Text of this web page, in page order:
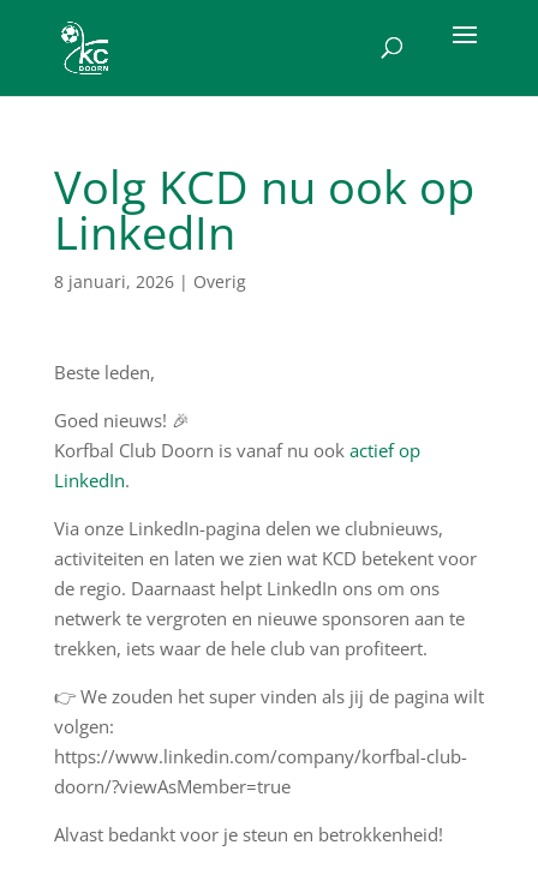
Volg KCD nu ook op
LinkedIn
8 januari, 2026| Overig
Beste leden,
Goed nieuws! 🎉
Korfbal Club Doorn is vanaf nu ook actief op
LinkedIn.
Via onze LinkedIn-pagina delen we clubnieuws,
activiteiten en laten we zien wat KCD betekent voor
de regio. Daarnaast helpt LinkedIn ons om ons
netwerk te vergroten en nieuwe sponsoren aan te
trekken, iets waar de hele club van profiteert.
👉 We zouden het super vinden als jij de pagina wilt
volgen:
https://www.linkedin.com/company/korfbal-club-
doorn/?viewAsMember=true
Alvast bedankt voor je steun en betrokkenheid!